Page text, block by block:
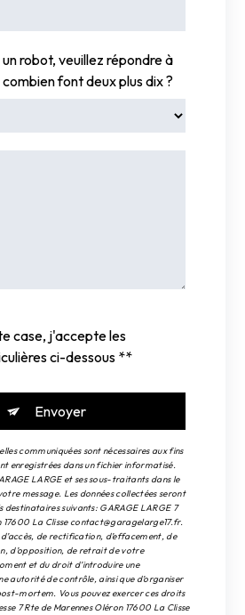
robot, veuillez répondre à
font deux plus dix ?
case, j'accepte les
ci-dessous **
Envoyer
communiquées sont nécessaires aux fins
enregistrées dans un fichier informatisé.
LARGE et ses sous-traitants dans le
message. Les données collectées seront
destinataires suivants: GARAGE LARGE 7
17600 La Clisse contact@garagelarge17.fr.
de rectification, d’effacement, de
d’opposition, de retrait de votre
et du droit d’introduire une
autorité de contrôle, ainsi que d’organiser
mortem. Vous pouvez exercer ces droits
7 Rte de Marennes Oléron 17600 La Clisse